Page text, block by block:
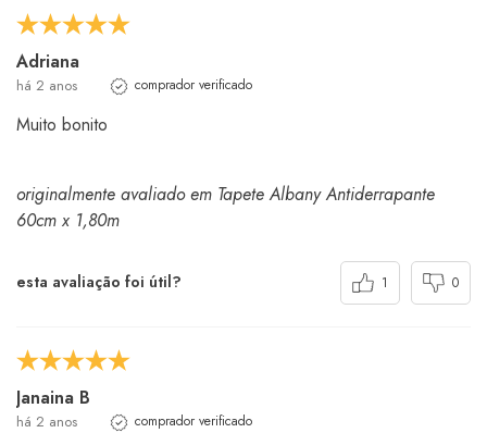
Adriana
há 2 anos comprador verificado
Muito bonito
originalmente avaliado em Tapete Albany Antiderrapante
60cm x 1,80m
esta avaliação foi útil? 1 0
Janaina B
há 2 anos comprador verificado